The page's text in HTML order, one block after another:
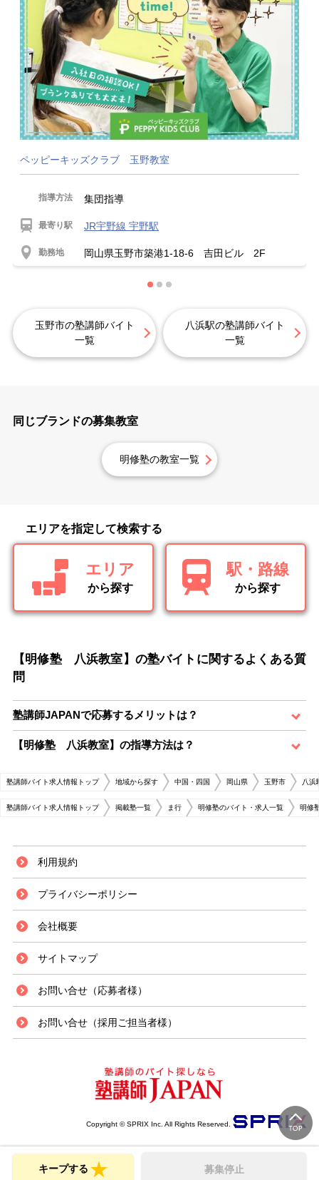
ペッピーキッズクラブ 玉野教室
指導方法 集団指導
最寄り駅 JR宇野線 宇野駅
勤務地 岡山県玉野市築港1-18-6 吉田ビル 2F
玉野市の塾講師バイト
一覧
八浜駅の塾講師バイト
一覧
同じブランドの募集教室
明修塾の教室一覧
エリアを指定して検索する
エリア
から探す
駅・路線
から探す
【明修塾 八浜教室】の塾バイトに関するよくある質
問
塾講師JAPANで応募するメリットは？
【明修塾 八浜教室】の指導方法は？
塾講師バイト求人情報トップ 地域から探す 中国・四国 岡山県 玉野市 八浜
塾講師バイト求人情報トップ 掲載塾一覧 ま行 明修塾のバイト・求人一覧 明修
キープする 募集停止
利用規約
プライバシーポリシー
会社概要
サイトマップ
お問い合せ（応募者様）
お問い合せ（採用ご担当者様）
Copyright © SPRIX Inc. All Rights Reserved.